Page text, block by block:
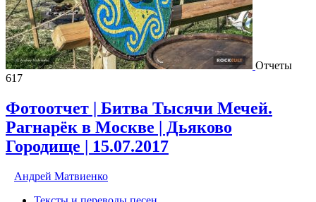
Отчеты
617
Фотоотчет | Битва Тысячи Мечей.
Рагнарёк в Москве | Дьяково
Городище | 15.07.2017
Андрей Матвиенко